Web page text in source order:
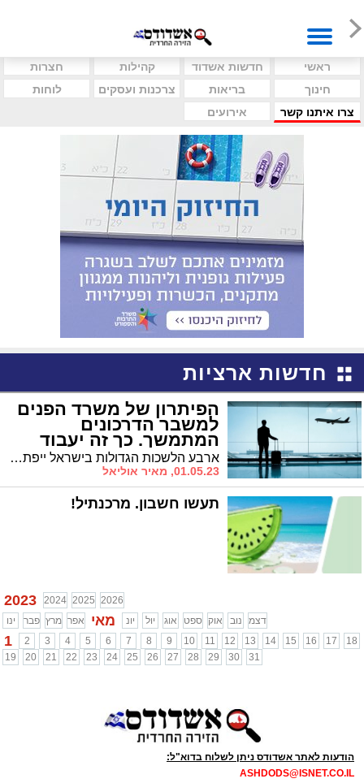
ראשי חדשות אשדוד קהילות
חצרות
חינוך
בריאות צרכנות ועסקים
לוחות
צרו איתנו קשר
אירועים
חדשות ארציות
הפיתרון של משרד הפנים
למשבר הדרכונים
המתמשך. כך זה יעבוד
ארבע הלשכות הגדולות בישראל ייפתחו לחודש שלם להוצאת דרכונים בלבד כדי לקצר את התורים הארוכים. איך זה יעבוד? הפרטים כאן
01.05.23, מאיר אוליאל
תעשו חשבון. מרכנתיל!
2023 2024 2025 2026
ינו
פבר מרץ אפר מאי יונ יול אוג ספט אוק נוב דצמ
1 2 3 4 5 6 7 8 9 10 11 12 13 14 15 16 17
18
19
20 21 22 23 24 25 26 27 28 29 30 31
הודעות לאתר אשדודס ניתן לשלוח בדוא"ל:
ASHDODS@ISNET.CO.IL